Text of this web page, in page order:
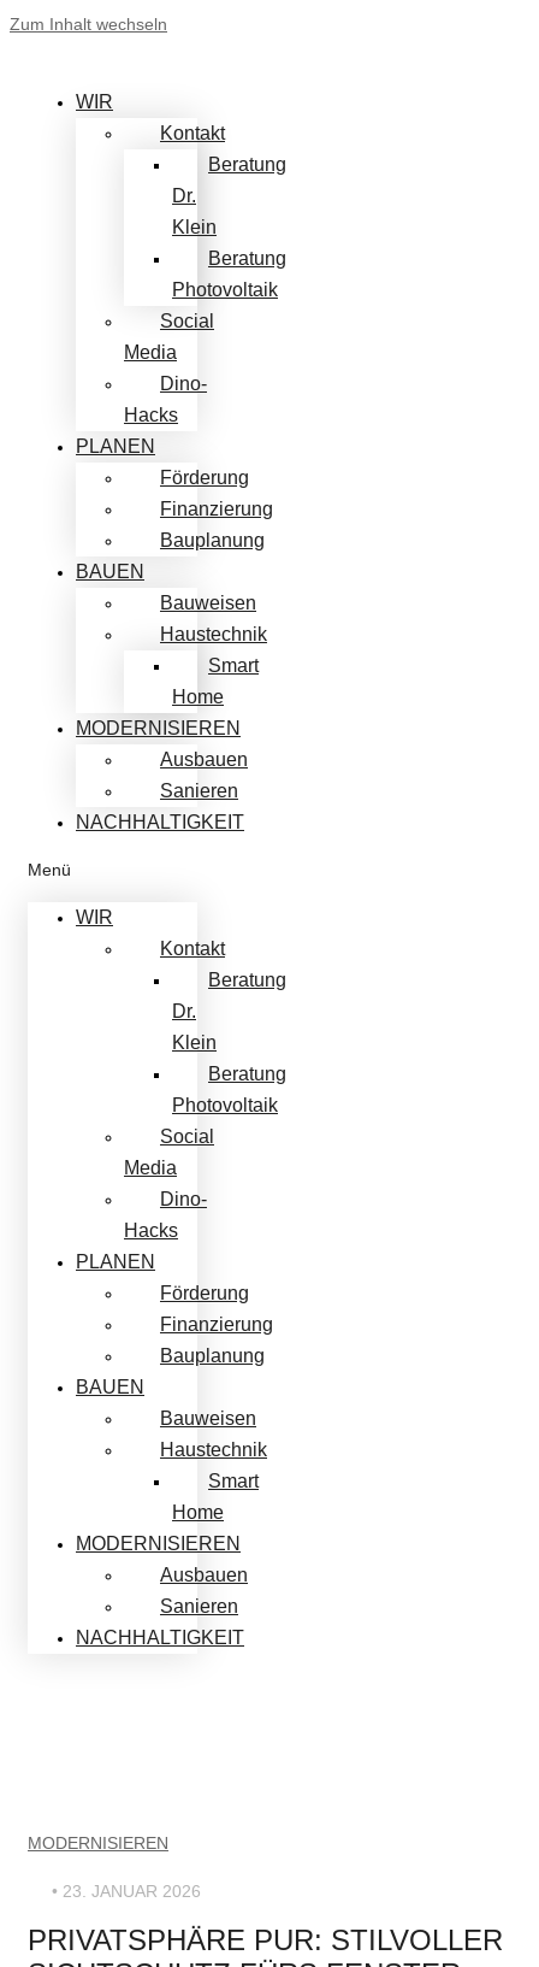
Zum Inhalt wechseln
WIR
Kontakt
Beratung
Dr.
Klein
Beratung
Photovoltaik
Social
Media
Dino-
Hacks
PLANEN
Förderung
Finanzierung
Bauplanung
BAUEN
Bauweisen
Haustechnik
Smart
Home
MODERNISIEREN
Ausbauen
Sanieren
NACHHALTIGKEIT
Menü
WIR
Kontakt
Beratung
Dr.
Klein
Beratung
Photovoltaik
Social
Media
Dino-
Hacks
PLANEN
Förderung
Finanzierung
Bauplanung
BAUEN
Bauweisen
Haustechnik
Smart
Home
MODERNISIEREN
Ausbauen
Sanieren
NACHHALTIGKEIT
MODERNISIEREN
• 23. JANUAR 2026
PRIVATSPHÄRE PUR: STILVOLLER